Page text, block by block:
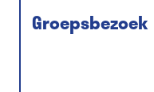
Groepsbezoek